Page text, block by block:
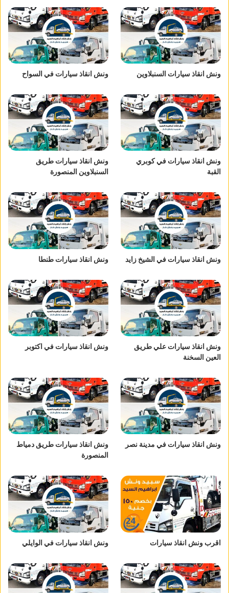
ونش انقاذ سيارات السنبلاوين ونش انقاذ سيارات في السواح
ونش انقاذ سيارات في كوبري
القبة
ونش انقاذ سيارات طريق
السنبلاوين المنصورة
ونش انقاذ سيارات في الشيخ زايد ونش انقاذ سيارات طنطا
ونش انقاذ سيارات علي طريق
العين السخنة
ونش انقاذ سيارات في اكتوبر
ونش انقاذ سيارات في مدينة نصر
ونش انقاذ سيارات طريق دمياط
المنصورة
اقرب ونش انقاذ سيارات ونش انقاذ سيارات في الوايلي